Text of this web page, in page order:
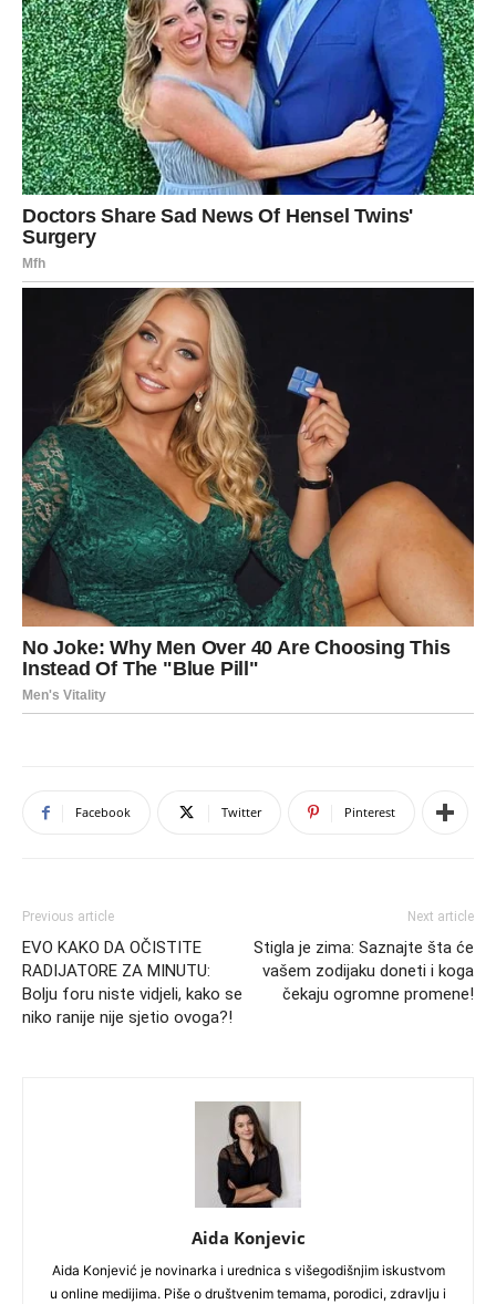
Facebook Twitter Pinterest
Previous article
EVO KAKO DA OČISTITE
RADIJATORE ZA MINUTU:
Bolju foru niste vidjeli, kako se
niko ranije nije sjetio ovoga?!
Next article
Stigla je zima: Saznajte šta će
vašem zodijaku doneti i koga
čekaju ogromne promene!
Aida Konjevic
Aida Konjević je novinarka i urednica s višegodišnjim iskustvom
u online medijima. Piše o društvenim temama, porodici, zdravlju i